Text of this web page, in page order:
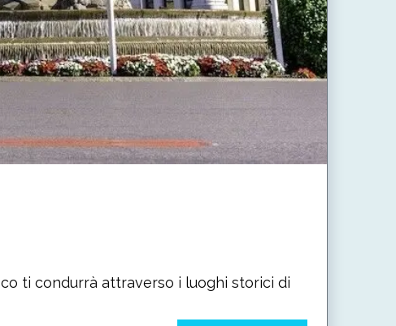
ti condurrà attraverso i luoghi storici di